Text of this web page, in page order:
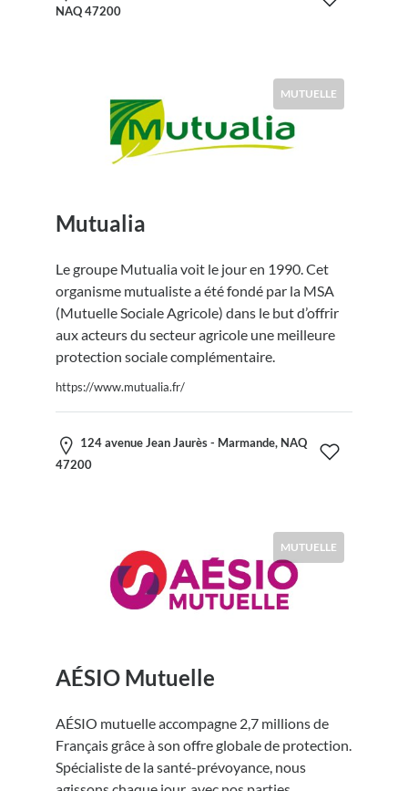
NAQ 47200
MUTUELLE
Mutualia
Le groupe Mutualia voit le jour en 1990. Cet
organisme mutualiste a été fondé par la MSA
(Mutuelle Sociale Agricole) dans le but d’offrir
aux acteurs du secteur agricole une meilleure
protection sociale complémentaire.
https://www.mutualia.fr/
124 avenue Jean Jaurès - Marmande, NAQ
47200
MUTUELLE
AÉSIO Mutuelle
AÉSIO mutuelle accompagne 2,7 millions de
Français grâce à son offre globale de protection.
Spécialiste de la santé-prévoyance, nous